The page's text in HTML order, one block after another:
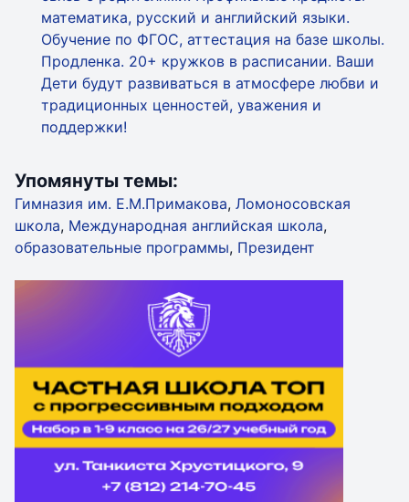
математика, русский и английский языки.
Обучение по ФГОС, аттестация на базе школы.
Продленка. 20+ кружков в расписании. Ваши
Дети будут развиваться в атмосфере любви и
традиционных ценностей, уважения и
поддержки!
Упомянуты темы:
Гимназия им. Е.М.Примакова, Ломоносовская
школа, Международная английская школа,
образовательные программы, Президент